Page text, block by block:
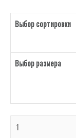
Выбор сортировки
Выбор размера
товара